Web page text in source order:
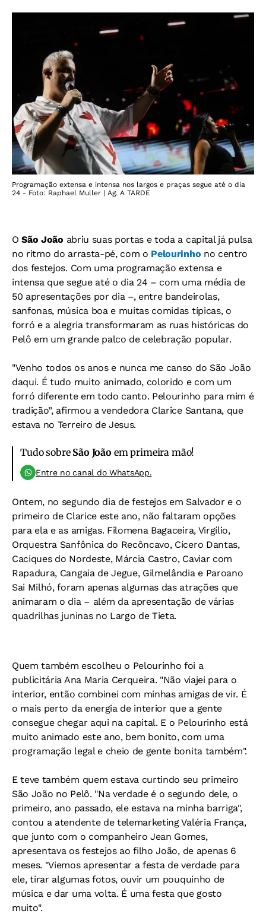
Programação extensa e intensa nos largos e praças segue até o dia
24 - Foto: Raphael Muller | Ag. A TARDE
OSão João abriu suas portas e toda a capital já pulsa
no ritmo do arrasta-pé, com o Pelourinho no centro
dos festejos. Com uma programação extensa e
intensa que segue até o dia 24 – com uma média de
50 apresentações por dia –, entre bandeirolas,
sanfonas, música boa e muitas comidas típicas, o
forró e a alegria transformaram as ruas históricas do
Pelô em um grande palco de celebração popular.
"Venho todos os anos e nunca me canso do São João
daqui. É tudo muito animado, colorido e com um
forró diferente em todo canto. Pelourinho para mim é
tradição”, afirmou a vendedora Clarice Santana, que
estava no Terreiro de Jesus.
Tudo sobre São João em primeira mão!
Entre no canal do WhatsApp.
Ontem, no segundo dia de festejos em Salvador e o
primeiro de Clarice este ano, não faltaram opções
para ela e as amigas. Filomena Bagaceira, Virgílio,
Orquestra Sanfônica do Recôncavo, Cícero Dantas,
Caciques do Nordeste, Márcia Castro, Caviar com
Rapadura, Cangaia de Jegue, Gilmelândia e Paroano
Sai Milhó, foram apenas algumas das atrações que
animaram o dia – além da apresentação de várias
quadrilhas juninas no Largo de Tieta.
Quem também escolheu o Pelourinho foi a
publicitária Ana Maria Cerqueira. "Não viajei para o
interior, então combinei com minhas amigas de vir. É
o mais perto da energia de interior que a gente
consegue chegar aqui na capital. E o Pelourinho está
muito animado este ano, bem bonito, com uma
programação legal e cheio de gente bonita também".
E teve também quem estava curtindo seu primeiro
São João no Pelô. "Na verdade é o segundo dele, o
primeiro, ano passado, ele estava na minha barriga",
contou a atendente de telemarketing Valéria França,
que junto com o companheiro Jean Gomes,
apresentava os festejos ao filho João, de apenas 6
meses. "Viemos apresentar a festa de verdade para
ele, tirar algumas fotos, ouvir um pouquinho de
música e dar uma volta. É uma festa que gosto
muito".